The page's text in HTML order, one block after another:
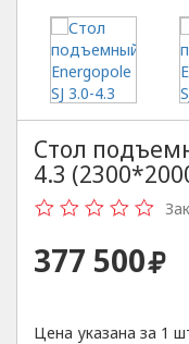
Стол
4.3
377 500
Цена указана за 1